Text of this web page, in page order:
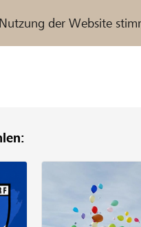
der Website
/ Raiffeisenbank